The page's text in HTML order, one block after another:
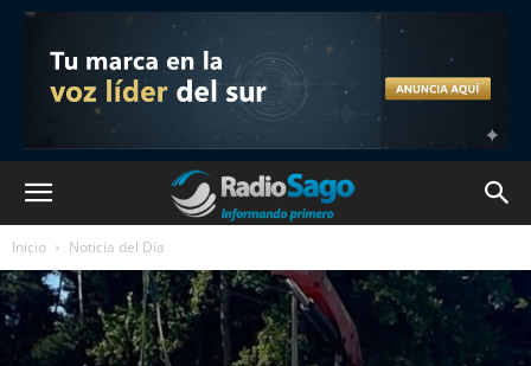
Inicio Noticia del Día